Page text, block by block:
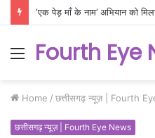
‘एक पेड़ माँ के नाम’ अभियान को
Menu
Fourth Eye
Home / छत्तीसगढ़ न्यूज़ | Fourth
छत्तीसगढ़ न्यूज़ | Fourth Eye News